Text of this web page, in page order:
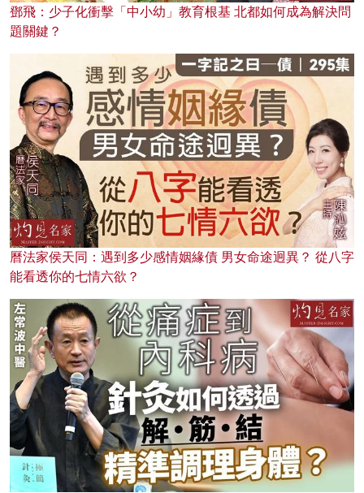
鄧飛：少子化衝擊「中小幼」教育根基 北都如何成為解決問
題關鍵？
曆法家侯天同：遇到多少感情姻緣債 男女命途迥異？ 從八字
能看透你的七情六欲？